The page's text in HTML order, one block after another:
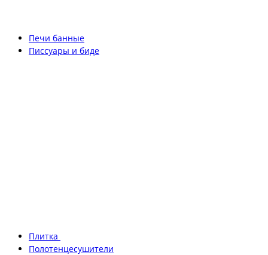
Печи банные
Писсуары и биде
Плитка
Полотенцесушители